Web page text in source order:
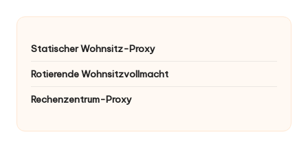
Statischer Wohnsitz-Proxy
Rotierende Wohnsitzvollmacht
Rechenzentrum-Proxy